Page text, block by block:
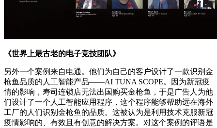
《世界上最古老的电子竞技团队》
另外一个案例来自电通。他们为自己的客户设计了一款识别金
枪鱼品质的人工智能产品——AI TUNA SCOPE。因为新冠疫
情的影响，寿司连锁店无法出国购买金枪鱼，于是广告人为他
们设计了一个人工智能应用程序，这个程序能够帮助远在海外
工厂的人们识别金枪鱼的品质。这被认为是利用技术克服新冠
疫情影响的、有效且有创意的解决方案。对这个案例的评语是